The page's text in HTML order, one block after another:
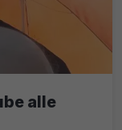
alle